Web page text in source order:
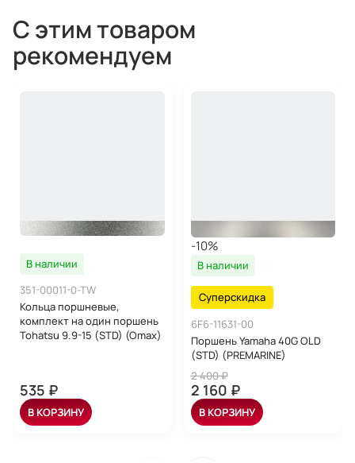
С этим товаром
рекомендуем
В наличии
351-00011-0-TW
Кольца поршневые,
комплект на один поршень
Tohatsu 9.9-15 (STD) (Omax)
535 ₽
В КОРЗИНУ
-10%
В наличии
Суперскидка
6F6-11631-00
Поршень Yamaha 40G OLD
(STD) (PREMARINE)
2 400 ₽
2 160 ₽
В КОРЗИНУ